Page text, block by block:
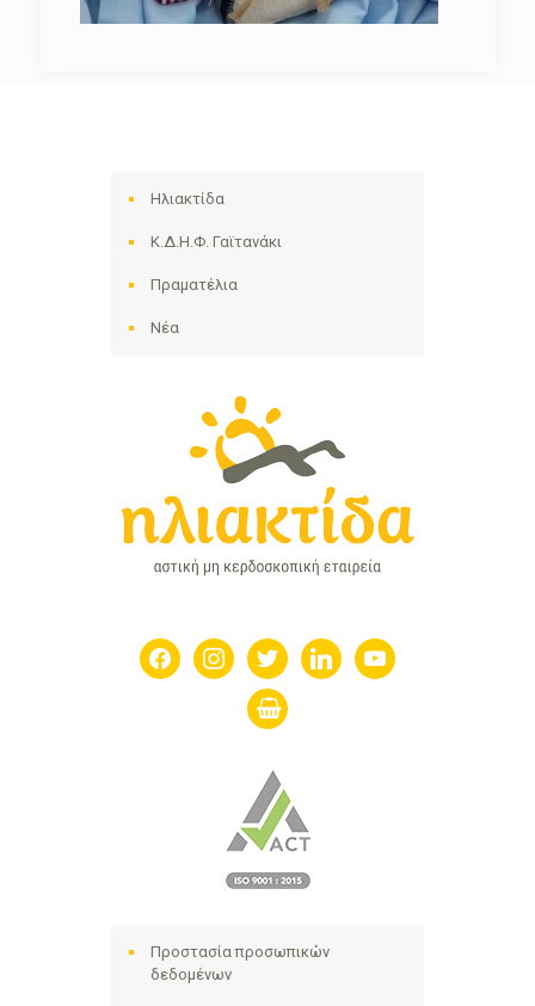
Ηλιακτίδα
Κ.Δ.Η.Φ. Γαϊτανάκι
Πραματέλια
Νέα
facebookinstagramtwitter linkedin youtube
shopping-
basket
Προστασία προσωπικών
δεδομένων